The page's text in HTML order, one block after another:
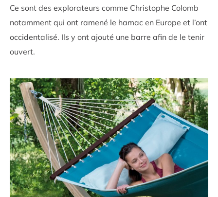
Ce sont des explorateurs comme Christophe Colomb
notamment qui ont ramené le hamac en Europe et l’ont
occidentalisé. Ils y ont ajouté une barre afin de le tenir
ouvert.